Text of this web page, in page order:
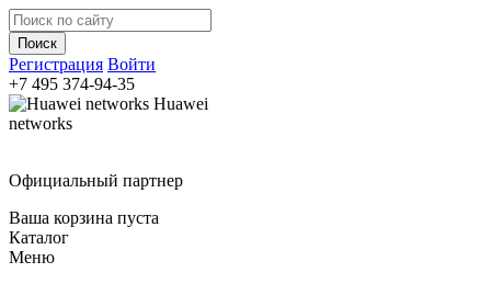
Регистрация Войти
+7 495 374-94-35
Huawei
networks
Официальный партнер
Ваша корзина пуста
Каталог
Меню